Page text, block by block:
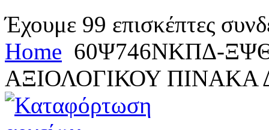
Έχουμε 99 επισκέπτες
Home 60Ψ746ΝΚΠΔ-
ΑΞΙΟΛΟΓΙΚΟΥ ΠΙΝΑΚΑ